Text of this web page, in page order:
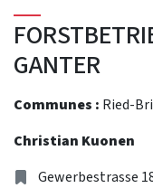
GANTER
Communes : Ried-
Christian Kuonen
Address
Gewerbestrasse